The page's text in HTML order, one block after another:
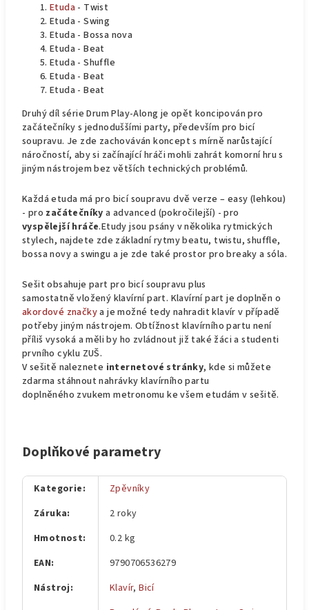
Etuda - Twist
Etuda - Swing
Etuda - Bossa nova
Etuda - Beat
Etuda - Shuffle
Etuda - Beat
Etuda - Beat
Druhý díl série Drum Play-Along je opět koncipován pro
začátečníky s jednoduššími party, především pro bicí
soupravu. Je zde zachováván koncept s mírně narůstající
náročností, aby si začínající hráči mohli zahrát komorní hru s
jiným nástrojem bez větších technických problémů.
Každá etuda má pro bicí soupravu dvě verze – easy (lehkou)
- pro začátečníky a advanced (pokročilejší) - pro
vyspělejší hráče.Etudy jsou psány v několika rytmických
stylech, najdete zde základní rytmy beatu, twistu, shuffle,
bossa novy a swingu a je zde také prostor pro breaky a sóla.
Sešit obsahuje part pro bicí soupravu plus
samostatně vložený klavírní part. Klavírní part je doplněn o
akordové značkya je možné tedy nahradit klavír v případě
potřeby jiným nástrojem. Obtížnost klavírního partu není
příliš vysoká a měli by ho zvládnout již také žáci a studenti
prvního cyklu ZUŠ.
V sešitě naleznete internetové stránky, kde si můžete
zdarma stáhnout nahrávky klavírního partu
doplněného zvukem metronomu ke všem etudám v sešitě.
Doplňkové parametry
Kategorie:
Zpěvníky
Záruka:
2 roky
Hmotnost:
0.2 kg
EAN:
9790706536279
Nástroj: Klavír,Bicí